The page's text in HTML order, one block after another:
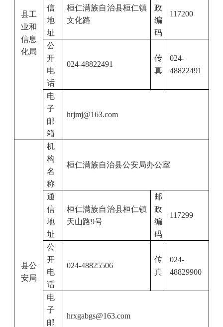
县工
业和
信息
化局
信
地
址
桓仁满族自治县桓仁镇
文化路
政
编
码
117200
公
开
电
话
024-48822491
传
真
024-
48822491
电
子
邮
箱
hrjmj@163.com
县公
安局
机
构
名
称
桓仁满族自治县公安局办公室
通
信
地
址
桓仁满族自治县桓仁镇
天山路9号
邮
政
编
码
117299
公
开
电
话
024-48825506
传
真
024-
48829900
电
子
邮
hrxgabgs@163.com